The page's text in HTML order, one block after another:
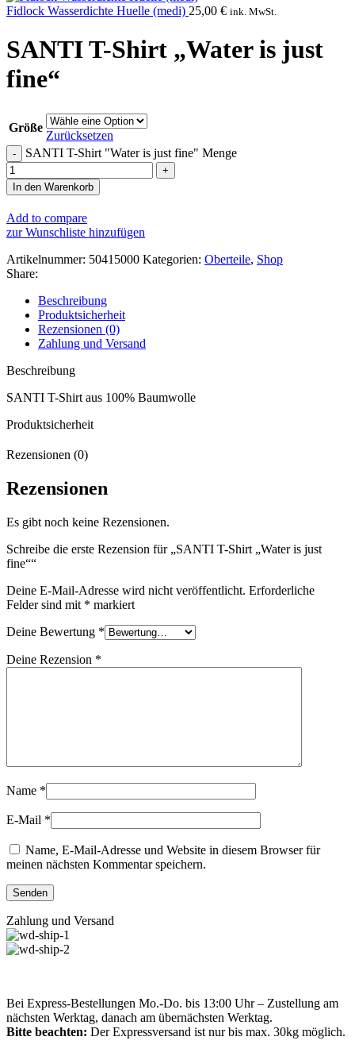
Fidlock Wasserdichte Huelle (medi) 25,00 € ink. MwSt.
SANTI T-Shirt „Water is just
fine“
Größe
Zurücksetzen
SANTI T-Shirt "Water is just fine" Menge
In den Warenkorb
Add to compare
zur Wunschliste hinzufügen
Artikelnummer: 50415000 Kategorien: Oberteile, Shop
Share:
Beschreibung
Produktsicherheit
Rezensionen (0)
Zahlung und Versand
Beschreibung
SANTI T-Shirt aus 100% Baumwolle
Produktsicherheit
Rezensionen (0)
Rezensionen
Es gibt noch keine Rezensionen.
Schreibe die erste Rezension für „SANTI T-Shirt „Water is just
fine““
Deine E-Mail-Adresse wird nicht veröffentlicht. Erforderliche
Felder sind mit * markiert
Deine Bewertung *
Deine Rezension *
Name *
E-Mail *
Name, E-Mail-Adresse und Website in diesem Browser für
meinen nächsten Kommentar speichern.
Zahlung und Versand
Bei Express-Bestellungen Mo.-Do. bis 13:00 Uhr – Zustellung am
nächsten Werktag, danach am übernächsten Werktag.
Bitte beachten: Der Expressversand ist nur bis max. 30kg möglich.